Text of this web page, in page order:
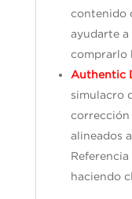
contenido
ayudarte
comprarlo
Authentic
simulacro
corrección
alineados
haciendo